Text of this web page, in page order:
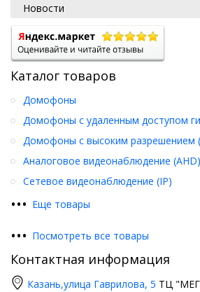
Новости
Каталог товаров
••• Еще товары
Домофоны
Домофоны с удаленным доступом
Домофоны с высоким разрешением
Аналоговое видеонаблюдение (AHD)
Сетевое видеонаблюдение (IP)
••• Посмотреть все товары
Контактная информация
Казань,улица Гаврилова, 5 ТЦ